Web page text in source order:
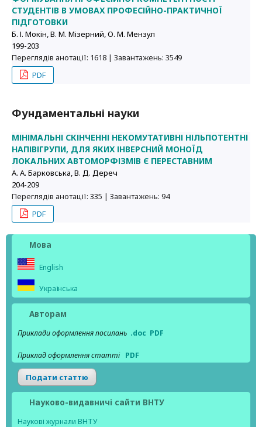
СТУДЕНТІВ В УМОВАХ ПРОФЕСІЙНО-ПРАКТИЧНОЇ
ПІДГОТОВКИ
Б. І. Мокін, В. М. Мізерний, О. М. Мензул
199-203
Переглядів анотації: 1618 | Завантажень: 3549
PDF
Фундаментальні науки
МІНІМАЛЬНІ СКІНЧЕННІ НЕКОМУТАТИВНІ НІЛЬПОТЕНТНІ
НАПІВІГРУПИ, ДЛЯ ЯКИХ ІНВЕРСНИЙ МОНОЇД
ЛОКАЛЬНИХ АВТОМОРФІЗМІВ Є ПЕРЕСТАВНИМ
А. А. Барковська, В. Д. Дереч
204-209
Переглядів анотації: 335 | Завантажень: 94
PDF
Мова
English
Українська
Авторам
Приклади оформлення посилань .doc PDF
Приклад оформлення статті PDF
Подати статтю
Науково-видавничі сайти ВНТУ
Наукові журнали ВНТУ